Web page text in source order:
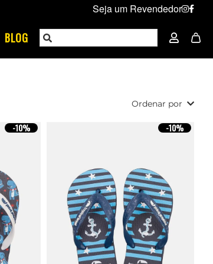
Seja um Revendedor
BLOG
Ordenar por
-10% -10%